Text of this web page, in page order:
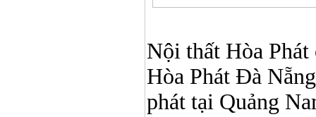
Nội thất Hòa
Hòa Phát Đà
phát tại Quảng